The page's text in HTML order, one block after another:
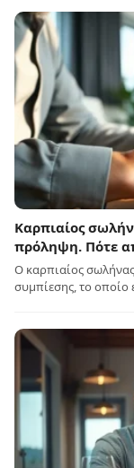
Καρπιαίος
πρόληψη. Πότε
Ο καρπιαίος
συμπίεσης, το οποίο